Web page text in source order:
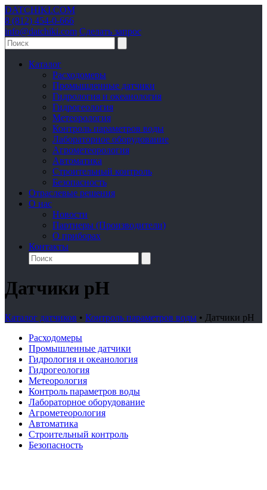
DATCHIKI.COM
8 (812) 454-0-666
info@datchiki.com Сделать запрос
Каталог
Расходомеры
Промышленные датчики
Гидрология и океанология
Гидрогеология
Метеорология
Контроль параметров воды
Лабораторное оборудование
Агрометеорология
Автоматика
Строительный контроль
Безопасность
Отраслевые решения
О нас
Новости
Партнеры (Производители)
О приборах
Контакты
Датчики pH
Каталог датчиков • Контроль параметров воды • Датчики pH
Расходомеры
Промышленные датчики
Гидрология и океанология
Гидрогеология
Метеорология
Контроль параметров воды
Лабораторное оборудование
Агрометеорология
Автоматика
Строительный контроль
Безопасность